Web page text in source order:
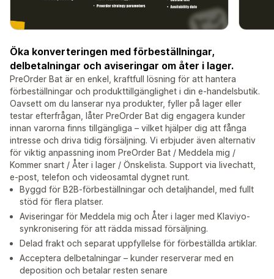
Öka konverteringen med förbeställningar,
delbetalningar och aviseringar om åter i lager.
PreOrder Bat är en enkel, kraftfull lösning för att hantera
förbeställningar och produkttillgänglighet i din e-handelsbutik.
Oavsett om du lanserar nya produkter, fyller på lager eller
testar efterfrågan, låter PreOrder Bat dig engagera kunder
innan varorna finns tillgängliga – vilket hjälper dig att fånga
intresse och driva tidig försäljning. Vi erbjuder även alternativ
för viktig anpassning inom PreOrder Bat / Meddela mig /
Kommer snart / Åter i lager / Önskelista. Support via livechatt,
e-post, telefon och videosamtal dygnet runt.
Byggd för B2B-förbeställningar och detaljhandel, med fullt
stöd för flera platser.
Aviseringar för Meddela mig och Åter i lager med Klaviyo-
synkronisering för att rädda missad försäljning.
Delad frakt och separat uppfyllelse för förbeställda artiklar.
Acceptera delbetalningar – kunder reserverar med en
deposition och betalar resten senare